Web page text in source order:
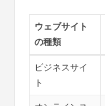
ウェブサイト
の種類
ビジネスサイ
ト